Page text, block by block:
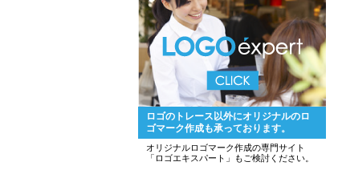
ロゴのトレース以外にオリジナルのロ
ゴマーク作成も承っております。
オリジナルロゴマーク作成の専門サイト
「ロゴエキスパート」もご検討ください。